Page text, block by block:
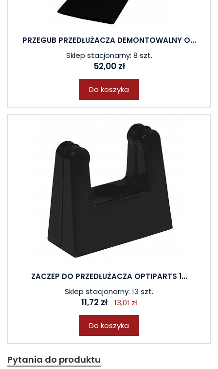
PRZEGUB PRZEDŁUŻACZA DEMONTOWALNY O...
Sklep stacjonarny: 8 szt.
52,00 zł
Do koszyka
ZACZEP DO PRZEDŁUŻACZA OPTIPARTS 1...
Sklep stacjonarny: 13 szt.
11,72 zł 13,01 zł
Do koszyka
Pytania do produktu